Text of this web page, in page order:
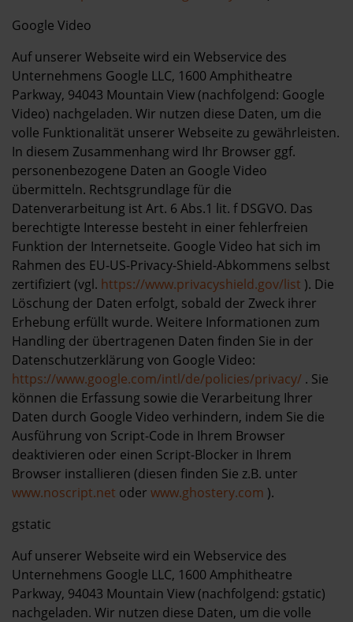
Google Video
Auf unserer Webseite wird ein Webservice des
Unternehmens Google LLC, 1600 Amphitheatre
Parkway, 94043 Mountain View (nachfolgend: Google
Video) nachgeladen. Wir nutzen diese Daten, um die
volle Funktionalität unserer Webseite zu gewährleisten.
In diesem Zusammenhang wird Ihr Browser ggf.
personenbezogene Daten an Google Video
übermitteln. Rechtsgrundlage für die
Datenverarbeitung ist Art. 6 Abs.1 lit. f DSGVO. Das
berechtigte Interesse besteht in einer fehlerfreien
Funktion der Internetseite. Google Video hat sich im
Rahmen des EU-US-Privacy-Shield-Abkommens selbst
zertifiziert (vgl. https://www.privacyshield.gov/list ). Die
Löschung der Daten erfolgt, sobald der Zweck ihrer
Erhebung erfüllt wurde. Weitere Informationen zum
Handling der übertragenen Daten finden Sie in der
Datenschutzerklärung von Google Video:
https://www.google.com/intl/de/policies/privacy/ . Sie
können die Erfassung sowie die Verarbeitung Ihrer
Daten durch Google Video verhindern, indem Sie die
Ausführung von Script-Code in Ihrem Browser
deaktivieren oder einen Script-Blocker in Ihrem
Browser installieren (diesen finden Sie z.B. unter
www.noscript.net oder www.ghostery.com ).
gstatic
Auf unserer Webseite wird ein Webservice des
Unternehmens Google LLC, 1600 Amphitheatre
Parkway, 94043 Mountain View (nachfolgend: gstatic)
nachgeladen. Wir nutzen diese Daten, um die volle